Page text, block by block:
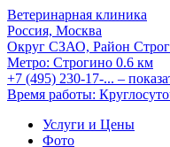
Ветеринарная клиника
Россия, Москва
Округ СЗАО, Район
Метро: Строгино 0.6 км
+7 (495) 230-17-... –
Время работы:
Услуги и Цены
Фото